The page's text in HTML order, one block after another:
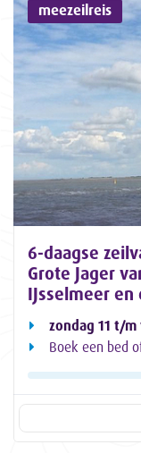
meezeilreis
6-daagse
Grote Jager
IJsselmeer en
zondag 11 t/
Boek een bed